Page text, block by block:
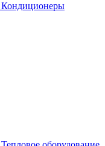
Кондиционеры